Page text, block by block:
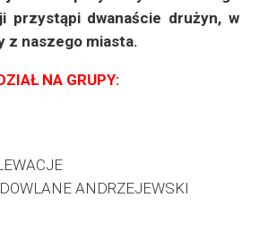
przystąpi dwanaście drużyn, w
z naszego miasta.
NA GRUPY:
ANDRZEJEWSKI